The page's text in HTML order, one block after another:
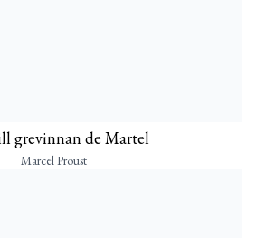
grevinnan de Martel
Marcel Proust